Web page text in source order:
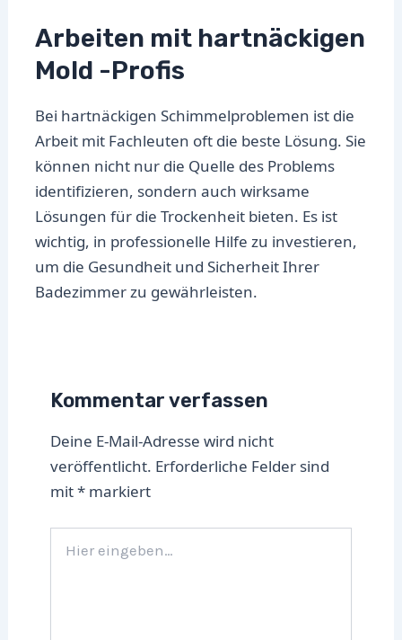
Arbeiten mit hartnäckigen
Mold -Profis
Bei hartnäckigen Schimmelproblemen ist die
Arbeit mit Fachleuten oft die beste Lösung. Sie
können nicht nur die Quelle des Problems
identifizieren, sondern auch wirksame
Lösungen für die Trockenheit bieten. Es ist
wichtig, in professionelle Hilfe zu investieren,
um die Gesundheit und Sicherheit Ihrer
Badezimmer zu gewährleisten.
Kommentar verfassen
Deine E-Mail-Adresse wird nicht
veröffentlicht. Erforderliche Felder sind
mit* markiert
eingeben…